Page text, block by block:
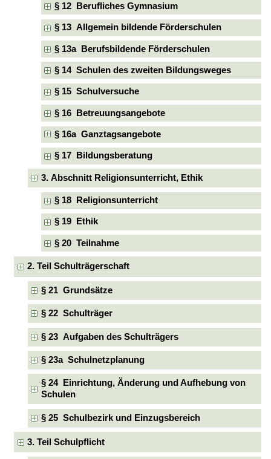
§ 12 Berufliches Gymnasium
§ 13 Allgemein bildende Förderschulen
§ 13a Berufsbildende Förderschulen
§ 14 Schulen des zweiten Bildungsweges
§ 15 Schulversuche
§ 16 Betreuungsangebote
§ 16a Ganztagsangebote
§ 17 Bildungsberatung
3. Abschnitt Religionsunterricht, Ethik
§ 18 Religionsunterricht
§ 19 Ethik
§ 20 Teilnahme
2. Teil Schulträgerschaft
§ 21 Grundsätze
§ 22 Schulträger
§ 23 Aufgaben des Schulträgers
§ 23a Schulnetzplanung
§ 24 Einrichtung, Änderung und Aufhebung von
Schulen
§ 25 Schulbezirk und Einzugsbereich
3. Teil Schulpflicht